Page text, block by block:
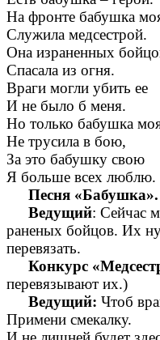
На фронте бабушка
Служила медсестрой.
Она израненных
Спасала из огня.
Враги могли убить ее
И не было б меня.
Но только бабушка
Не трусила в бою,
За это бабушку свою
Я больше всех люблю.
Песня «Бабушка».
Ведущий: Сейчас
раненых бойцов. Их
перевязать.
Конкурс
перевязывают их.)
Ведущий: Чтоб
Примени смекалку.